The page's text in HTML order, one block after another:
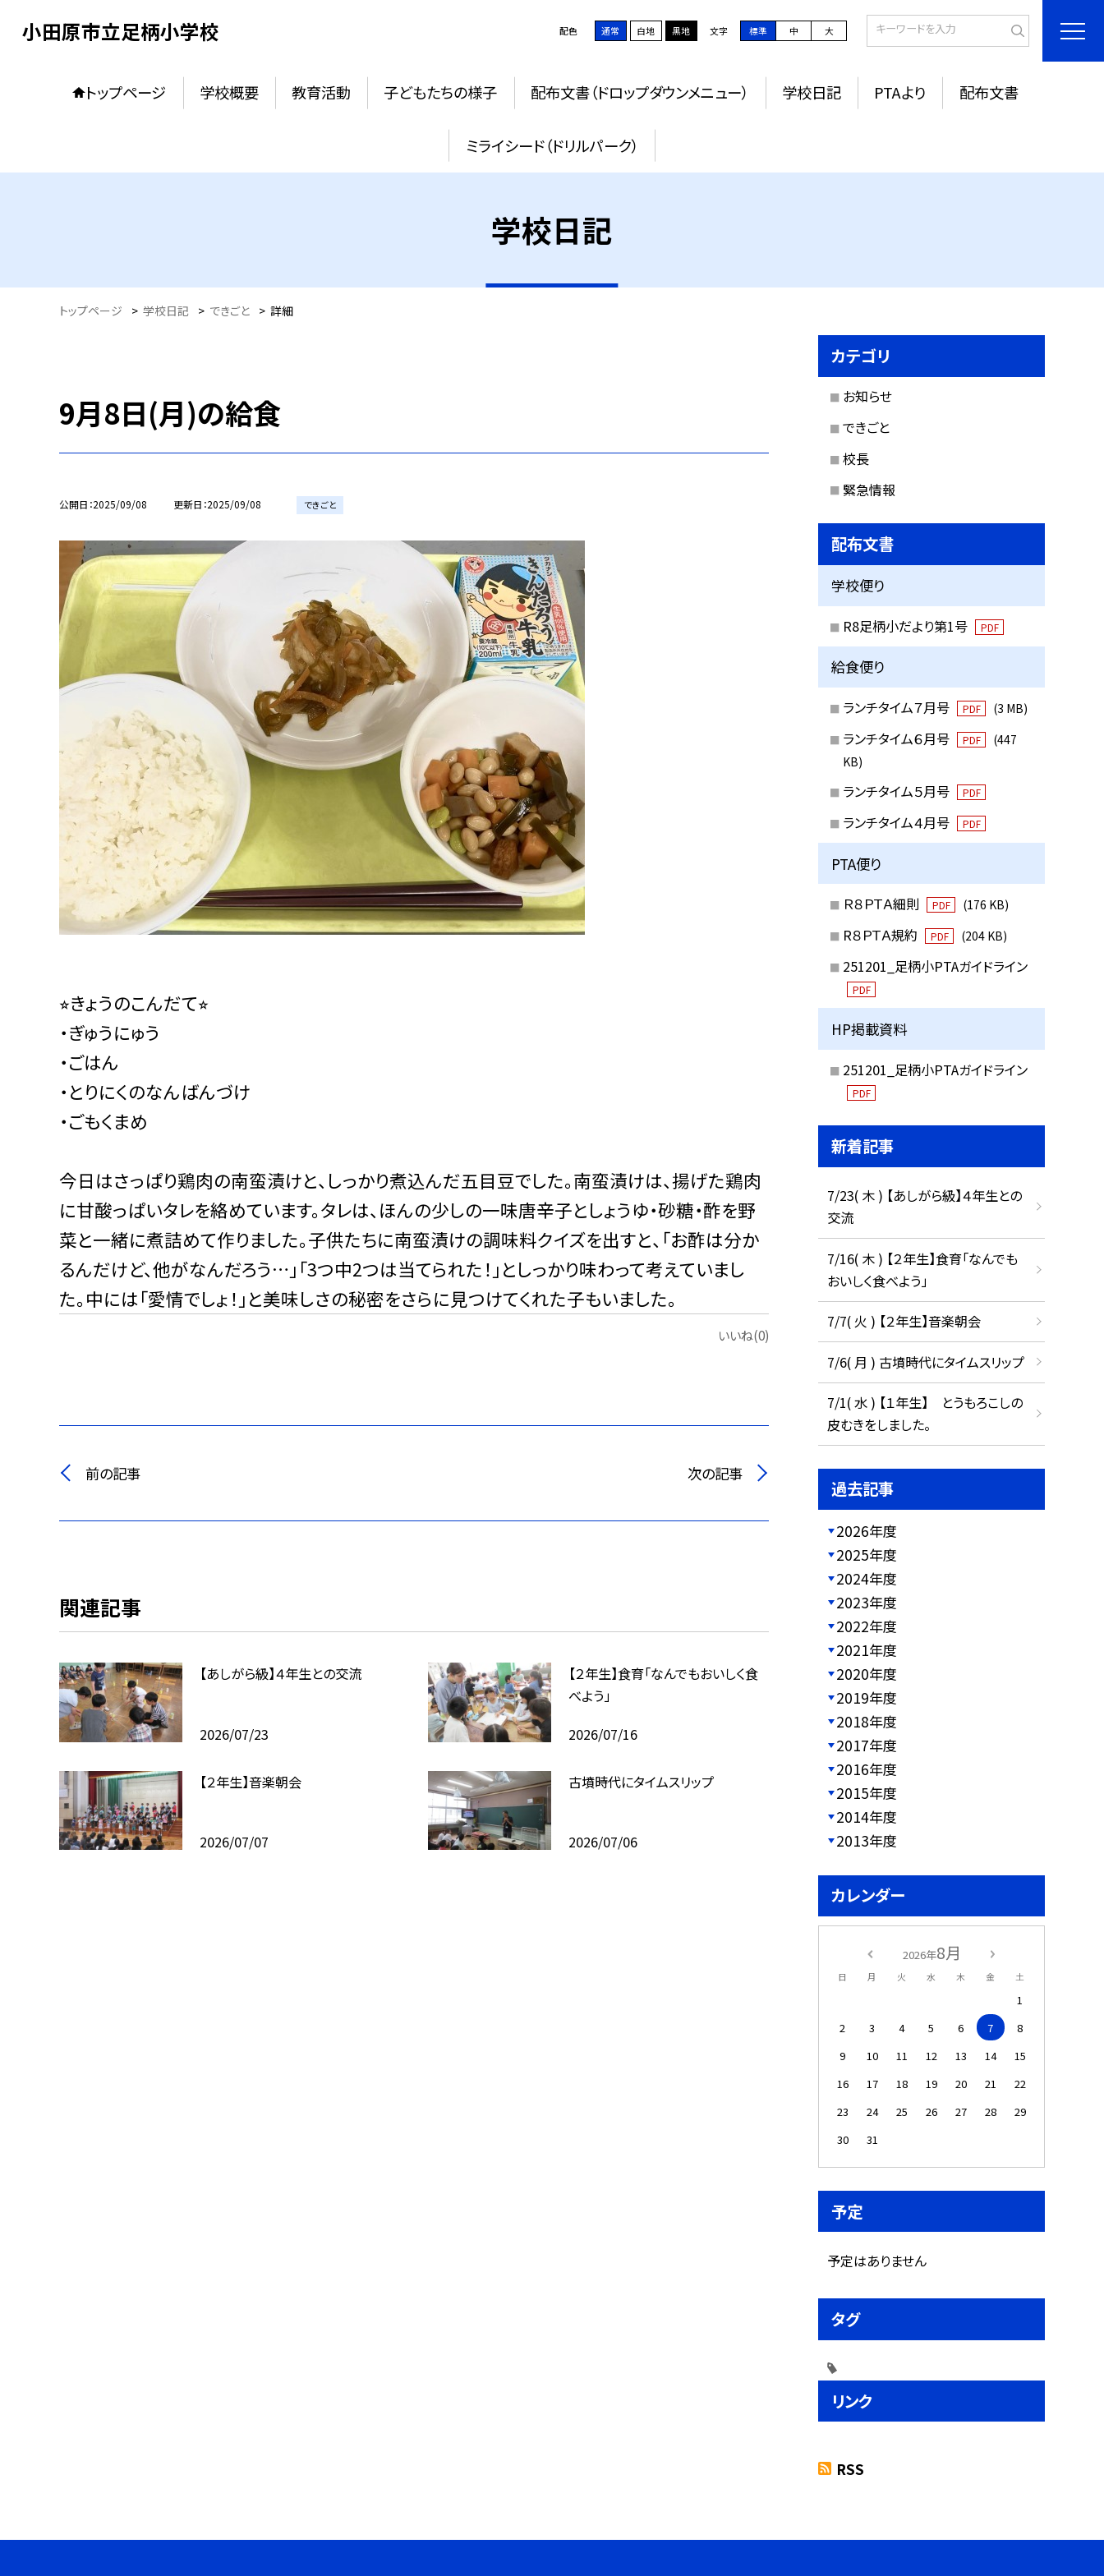
小田原市立足柄小学校 配色 通常 白地 黒地 文字 標準 中 大
トップページ 学校概要 教育活動 子どもたちの様子 配布文書（ドロップダウンメニュー） 学校日記 PTAより 配布文書
ミライシード（ドリルパーク）
学校日記
トップページ > 学校日記 > できごと > 詳細
9月8日(月)の給食
公開日 2025/09/08 更新日 2025/09/08 できごと
⭐︎きょうのこんだて⭐︎
・ぎゅうにゅう
・ごはん
・とりにくのなんばんづけ
・ごもくまめ
今日はさっぱり鶏肉の南蛮漬けと、しっかり煮込んだ五目豆でした。南蛮漬けは、揚げた鶏肉
に甘酸っぱいタレを絡めています。タレは、ほんの少しの一味唐辛子としょうゆ・砂糖・酢を野
菜と一緒に煮詰めて作りました。子供たちに南蛮漬けの調味料クイズを出すと、「お酢は分か
るんだけど、他がなんだろう…」「3つ中2つは当てられた！」としっかり味わって考えていまし
た。中には「愛情でしょ！」と美味しさの秘密をさらに見つけてくれた子もいました。
いいね(0)
前の記事 次の記事
関連記事
【あしがら級】４年生との交流
2026/07/23
【２年生】食育「なんでもおいしく食
べよう」
2026/07/16
【２年生】音楽朝会
2026/07/07
古墳時代にタイムスリップ
2026/07/06
カテゴリ
お知らせ
できごと
校長
緊急情報
配布文書
学校便り
R8足柄小だより第1号 PDF
給食便り
ランチタイム７月号 PDF (3 MB)
ランチタイム６月号 PDF
(447
KB)
ランチタイム５月号 PDF
ランチタイム４月号 PDF
PTA便り
Ｒ８ＰＴＡ細則 PDF (176 KB)
R８ＰＴＡ規約 PDF (204 KB)
251201_足柄小PTAガイドライン
PDF
HP掲載資料
251201_足柄小PTAガイドライン
PDF
新着記事
7/23( 木 ) 【あしがら級】４年生との
交流
7/16( 木 ) 【２年生】食育「なんでも
おいしく食べよう」
7/7( 火 ) 【２年生】音楽朝会
7/6( 月 ) 古墳時代にタイムスリップ
7/1( 水 ) 【１年生】 とうもろこしの
皮むきをしました。
過去記事
2026年度
2025年度
2024年度
2023年度
2022年度
2021年度
2020年度
2019年度
2018年度
2017年度
2016年度
2015年度
2014年度
2013年度
カレンダー
2026年8月
日 月 火 水 木 金 土
1
2
3 4 5 6 7
8
9
10 11 12 13 14
15
16
17 18 19 20 21
22
23
24 25 26 27 28
29
30
31
予定
予定はありません
タグ
リンク
RSS